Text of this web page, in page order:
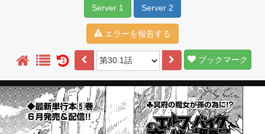
Server 1 Server 2
エラーを報告する
1 ブックマーク